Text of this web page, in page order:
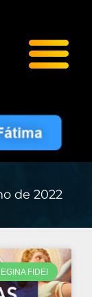
de 2022
FIDEI